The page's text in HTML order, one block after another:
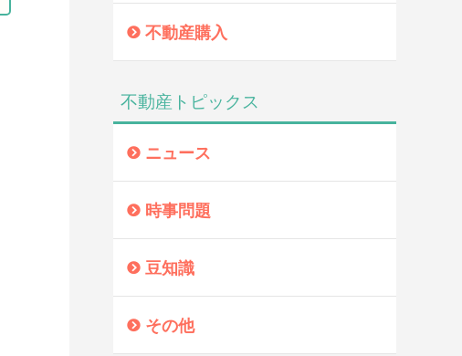
不動産購入
不動産トピックス
ニュース
時事問題
豆知識
その他